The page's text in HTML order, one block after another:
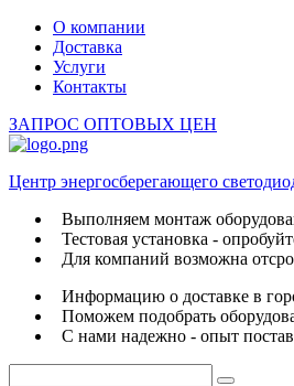
О компании
Доставка
Услуги
Контакты
ЗАПРОС ОПТОВЫХ ЦЕН
Центр энергосберегающего
Выполняем монтаж
Тестовая установка -
Для компаний возможна
Информацию о доставке в
Поможем подобрать
С нами надежно - опыт